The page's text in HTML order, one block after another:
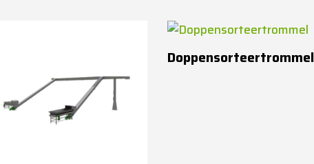
Doppensorteertrommel